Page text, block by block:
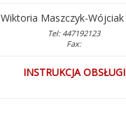
Wiktoria Maszczyk-Wójciak
Tel: 447192123
Fax:
INSTRUKCJA OBSŁUGI